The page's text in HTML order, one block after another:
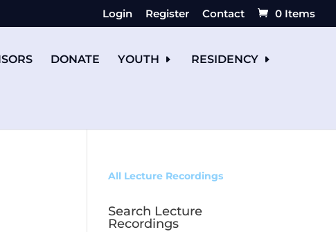
Login Register Contact 0 Items
DONATE YOUTH RESIDENCY
All Lecture Recordings
Search Lecture
Recordings